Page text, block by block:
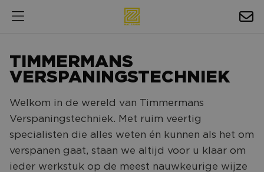
EXPOSURE
AGENDA
NAC ZAKELIJK
TIMMERMANS
VERSPANINGSTECHNIEK
Welkom in de wereld van Timmermans
Verspaningstechniek. Met ruim veertig
specialisten die alles weten én kunnen als het om
verspanen gaat, staan we altijd voor u klaar om
ieder werkstuk op de meest nauwkeurige wijze